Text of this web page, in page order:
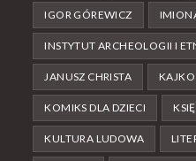
IGOR GÓREWICZ
INSTYTUT ARCHEOLOGII I
JANUSZ CHRISTA
KOMIKS DLA DZIECI
KULTURA LUDOWA